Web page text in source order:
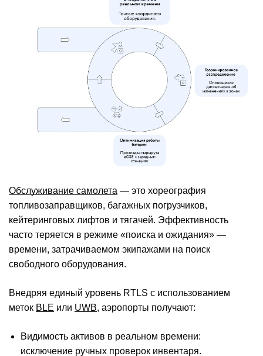
Обслуживание самолета — это хореография
топливозаправщиков, багажных погрузчиков,
кейтеринговых лифтов и тягачей. Эффективность
часто теряется в режиме «поиска и ожидания» —
времени, затрачиваемом экипажами на поиск
свободного оборудования.
Внедряя единый уровень RTLS с использованием
меток BLE или UWB, аэропорты получают:
Видимость активов в реальном времени:
исключение ручных проверок инвентаря.